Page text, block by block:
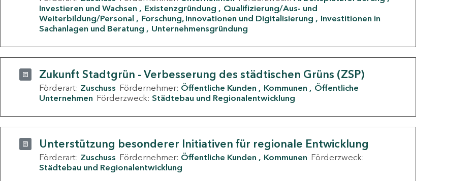
Investieren und Wachsen
Existenzgründung
Qualifizierung/Aus- und
Weiterbildung/Personal
Forschung, Innovationen und Digitalisierung
Investitionen in
Sachanlagen und Beratung
Unternehmensgründung
Zukunft Stadtgrün - Verbesserung des städtischen Grüns (ZSP)
Förderart: Zuschuss Fördernehmer: Öffentliche Kunden Kommunen
Öffentliche
Unternehmen Förderzweck: Städtebau und Regionalentwicklung
Unterstützung besonderer Initiativen für regionale Entwicklung
Förderart: Zuschuss Fördernehmer: Öffentliche Kunden Kommunen Förderzweck:
Städtebau und Regionalentwicklung